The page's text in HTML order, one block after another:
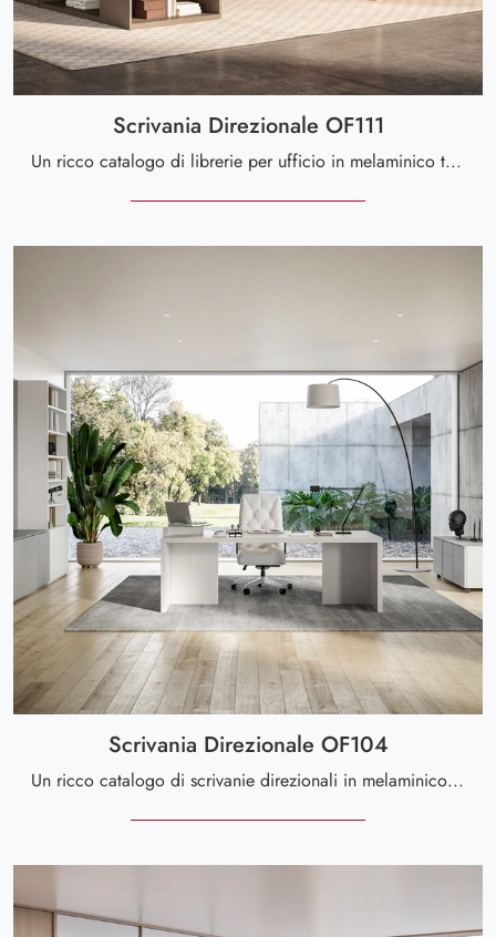
Scrivania Direzionale OF111
Un ricco catalogo di librerie per ufficio in melaminico ti aspetta! Il modello Scrivania Direzionale OF111 di Giessegi ti aspetta!
Scrivania Direzionale OF104
Un ricco catalogo di scrivanie direzionali in melaminico ti attende! Il modello Scrivania Direzionale OF104 di Giessegi ti attende!